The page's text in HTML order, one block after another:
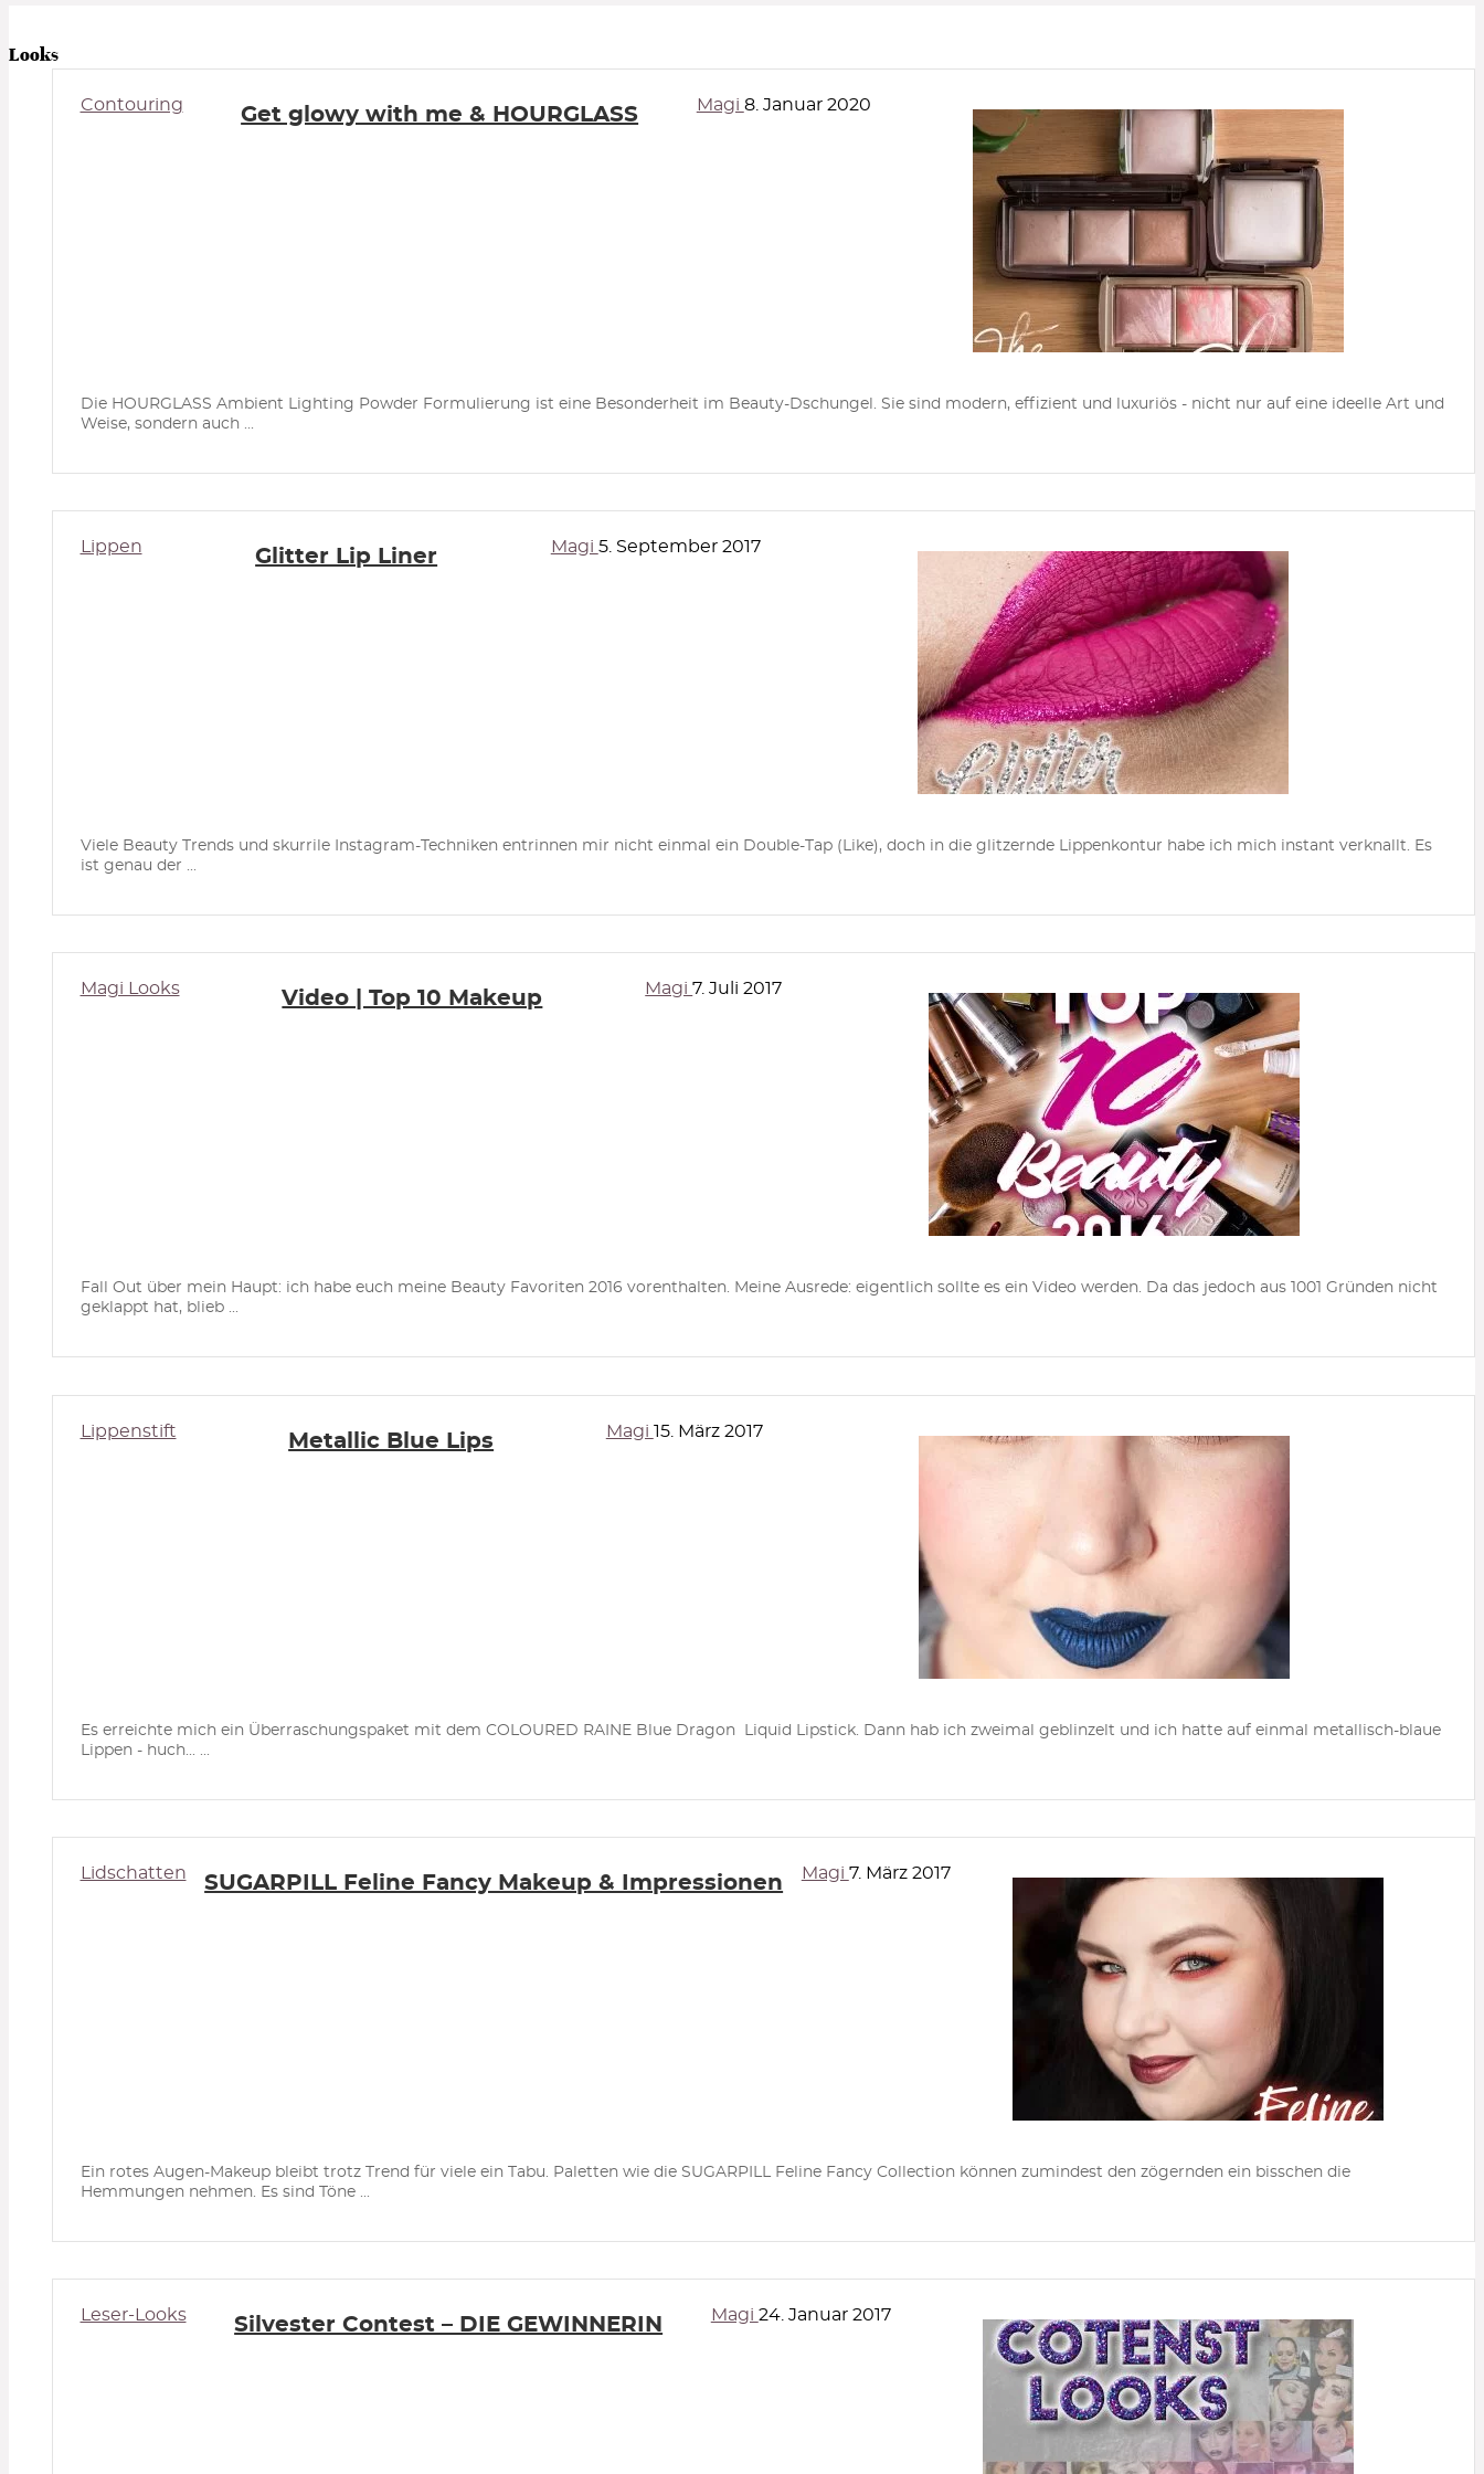
Looks
Contouring Get glowy with me & HOURGLASS Magi 8. Januar 2020
Die HOURGLASS Ambient Lighting Powder Formulierung ist eine Besonderheit im Beauty-Dschungel. Sie sind modern, effizient und luxuriös - nicht nur auf eine ideelle Art und
Weise, sondern auch ...
Lippen Glitter Lip Liner Magi 5. September 2017
Viele Beauty Trends und skurrile Instagram-Techniken entrinnen mir nicht einmal ein Double-Tap (Like), doch in die glitzernde Lippenkontur habe ich mich instant verknallt. Es
ist genau der ...
Magi Looks Video | Top 10 Makeup Magi7. Juli 2017
Fall Out über mein Haupt: ich habe euch meine Beauty Favoriten 2016 vorenthalten. Meine Ausrede: eigentlich sollte es ein Video werden. Da das jedoch aus 1001 Gründen nicht
geklappt hat, blieb ...
Lippenstift Metallic Blue Lips Magi 15. März 2017
Es erreichte mich ein Überraschungspaket mit dem COLOURED RAINE Blue Dragon Liquid Lipstick. Dann hab ich zweimal geblinzelt und ich hatte auf einmal metallisch-blaue
Lippen - huch... ...
Lidschatten SUGARPILL Feline Fancy Makeup & Impressionen Magi 7. März 2017
Ein rotes Augen-Makeup bleibt trotz Trend für viele ein Tabu. Paletten wie die SUGARPILL Feline Fancy Collection können zumindest den zögernden ein bisschen die
Hemmungen nehmen. Es sind Töne ...
Leser-Looks Silvester Contest – DIE GEWINNERIN Magi 24. Januar 2017